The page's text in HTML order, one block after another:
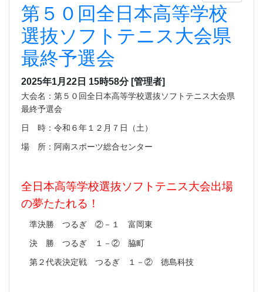
第５０回全日本高等学校
選抜ソフトテニス大会県
最終予選会
2025年1月22日 15時58分 [管理者]
大会名：第５０回全日本高等学校選抜ソフトテニス大会県
最終予選会
日 時：令和６年１２月７日（土）
場 所：阿南スポーツ総合センター
全日本高等学校選抜ソフトテニス大会出場
の夢たたれる！
準決勝 つるぎ ②－１ 富岡東
決 勝 つるぎ １－② 脇町
第２代表決定戦 つるぎ １－② 徳島科技